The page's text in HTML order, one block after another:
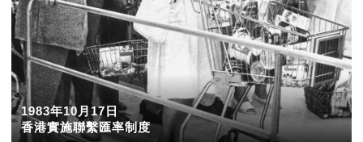
1983年10月17日
香港實施聯繫匯率制度